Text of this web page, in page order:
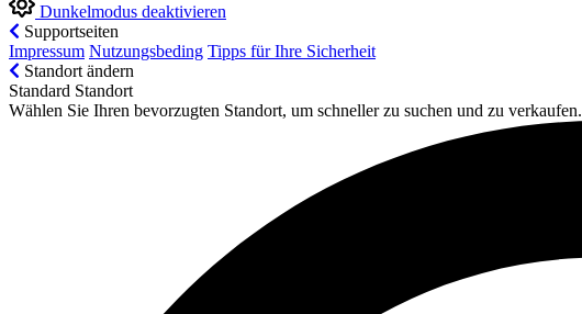
Dunkelmodus deaktivieren
Supportseiten
Impressum Nutzungsbeding Tipps für Ihre Sicherheit
Standort ändern
Standard Standort
Wählen Sie Ihren bevorzugten Standort, um schneller zu suchen und zu verkaufen.